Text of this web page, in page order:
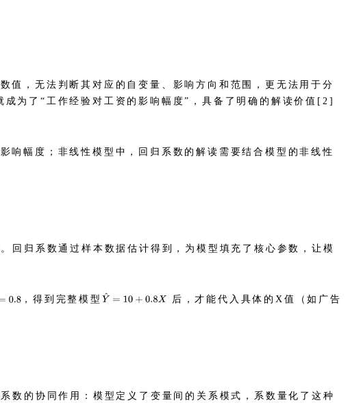
值，无法判断其对应的自变量、影响方向和范围，更无法用于分
为了“工作经验对工资的影响幅度”，具备了明确的解读价值[2]
响幅度；非线性模型中，回归系数的解读需要结合模型的非线性
回归系数通过样本数据估计得到，为模型填充了核心参数，让模
，得到完整模型
后，才能代入具体的X值（如广告
数的协同作用：模型定义了变量间的关系模式，系数量化了这种